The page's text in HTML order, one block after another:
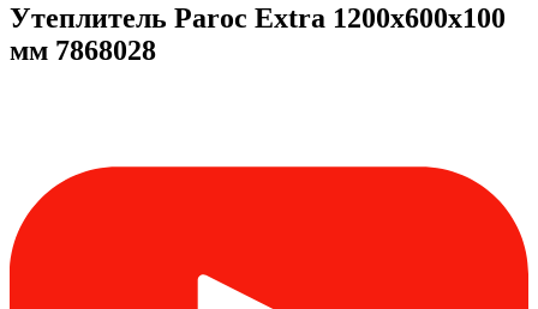
Утеплитель Paroc Extra 1200х600х100
мм 7868028